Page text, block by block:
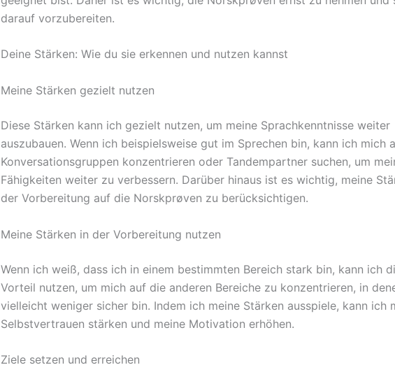
darauf vorzubereiten.
Deine Stärken: Wie du sie erkennen und nutzen kannst
Meine Stärken gezielt nutzen
Diese Stärken kann ich gezielt nutzen, um meine Sprachkenntnisse weiter
auszubauen. Wenn ich beispielsweise gut im Sprechen bin, kann ich mich
Konversationsgruppen konzentrieren oder Tandempartner suchen, um
Fähigkeiten weiter zu verbessern. Darüber hinaus ist es wichtig, meine
der Vorbereitung auf die Norskprøven zu berücksichtigen.
Meine Stärken in der Vorbereitung nutzen
Wenn ich weiß, dass ich in einem bestimmten Bereich stark bin, kann ich
Vorteil nutzen, um mich auf die anderen Bereiche zu konzentrieren, in
vielleicht weniger sicher bin. Indem ich meine Stärken ausspiele, kann ich
Selbstvertrauen stärken und meine Motivation erhöhen.
Ziele setzen und erreichen